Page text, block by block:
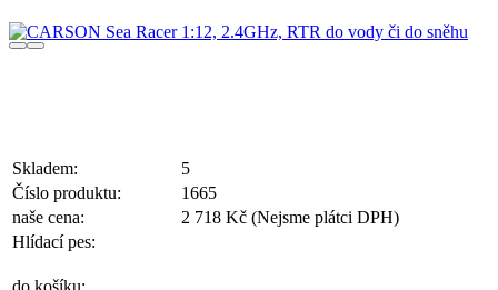
Skladem:
5
Číslo produktu:
1665
naše cena:
2 718 Kč (Nejsme plátci DPH)
Hlídací pes:
do košíku: